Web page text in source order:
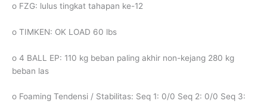
o FZG: lulus tingkat tahapan ke-12
o TIMKEN: OK LOAD 60 lbs
o 4 BALL EP: 110 kg beban paling akhir non-kejang 280 kg
beban las
o Foaming Tendensi / Stabilitas: Seq 1: 0/0 Seq 2: 0/0 Seq 3: